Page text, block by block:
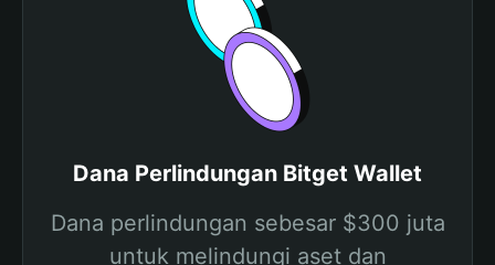
Dana Perlindungan Bitget Wallet
Dana perlindungan sebesar $300 juta
untuk melindungi aset dan